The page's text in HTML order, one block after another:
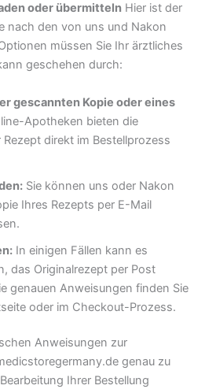
oder übermitteln Hier ist der
nach den von uns und Nakon
müssen Sie Ihr ärztliches
geschehen durch:
gescannten Kopie oder eines
Apotheken bieten die
direkt im Bestellprozess
Sie können uns oder Nakon
Ihres Rezepts per E-Mail
In einigen Fällen kann es
das Originalrezept per Post
genauen Anweisungen finden Sie
oder im Checkout-Prozess.
Anweisungen zur
genau zu
Ihrer Bestellung